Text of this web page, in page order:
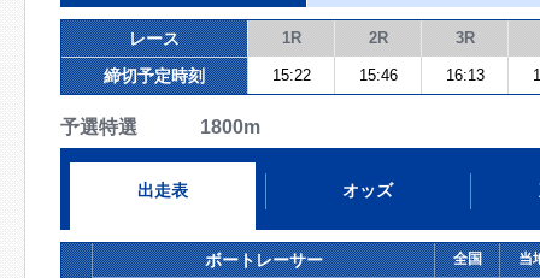
レース 1R 2R 3R
締切予定時刻 15:22 15:46 16:13
予選特選 1800m
出走表 オッズ
ボートレーサー 全国 当